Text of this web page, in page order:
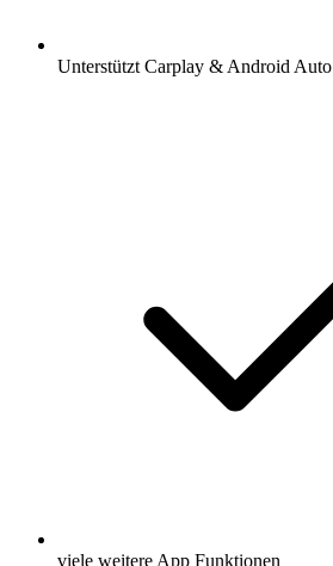
Unterstützt Carplay & Android Auto
viele weitere App Funktionen